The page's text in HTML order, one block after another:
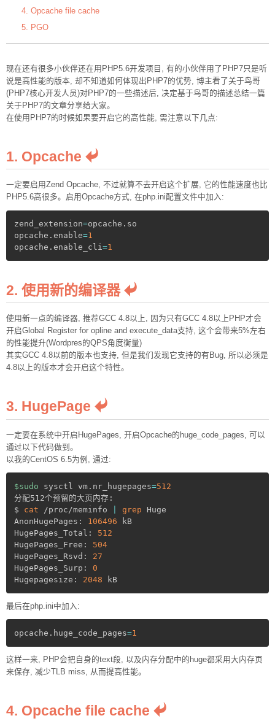
4. Opcache file cache
5. PGO
现在还有很多小伙伴还在用PHP5.6开发项目, 有的小伙伴用了PHP7只是听
说是高性能的版本, 却不知道如何体现出PHP7的优势, 博主看了关于鸟哥
(PHP7核心开发人员)对PHP7的一些描述后, 决定基于鸟哥的描述总结一篇
关于PHP7的文章分享给大家。
在使用PHP7的时候如果要开启它的高性能, 需注意以下几点:
1. Opcache
一定要启用Zend Opcache, 不过就算不去开启这个扩展, 它的性能速度也比
PHP5.6高很多。启用Opcache方式, 在php.ini配置文件中加入:
zend_extension=opcache . so
opcache . enable=1
opcache . enable_cli=1
2. 使用新的编译器
使用新一点的编译器, 推荐GCC 4.8以上, 因为只有GCC 4.8以上PHP才会
开启Global Register for opline and execute_data支持, 这个会带来5%左右
的性能提升(Wordpres的QPS角度衡量)
其实GCC 4.8以前的版本也支持, 但是我们发现它支持的有Bug, 所以必须是
4.8以上的版本才会开启这个特性。
3. HugePage
一定要在系统中开启HugePages, 开启Opcache的huge_code_pages, 可以
通过以下代码做到。
以我的CentOS 6.5为例, 通过:
$sudo sysctl vm.nr_hugepages=512
分配512个预留的大页内存:
$ cat /proc/meminfo grep Huge
AnonHugePages: 106496 kB
HugePages_Total: 512
HugePages_Free: 504
HugePages_Rsvd: 27
HugePages_Surp: 0
Hugepagesize: 2048 kB
最后在php.ini中加入:
opcache . huge_code_pages=1
这样一来, PHP会把自身的text段, 以及内存分配中的huge都采用大内存页
来保存, 减少TLB miss, 从而提高性能。
4. Opcache file cache